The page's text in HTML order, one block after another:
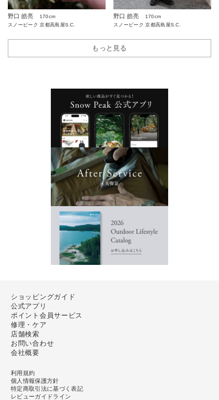
野口 皓亮
170cm
スノーピーク 京都高島屋S.C.
野口 皓亮
170cm
スノーピーク 京都高島屋S.C.
もっと見る
ショッピングガイド
公式アプリ
ポイント会員サービス
修理・ケア
店舗検索
お問い合わせ
会社概要
利用規約
個人情報保護方針
特定商取引法に基づく表記
レビューガイドライン